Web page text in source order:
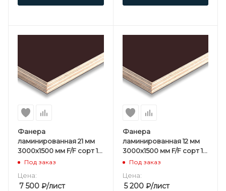
Фанера
ламинированная 21 мм
3000х1500 мм F/F сорт 1/1
березовая
Под заказ
Цена:
7 500 ₽/лист
Фанера
ламинированная 12 мм
3000х1500 мм F/F сорт 1/1
березовая
Под заказ
Цена:
5 200₽/лист